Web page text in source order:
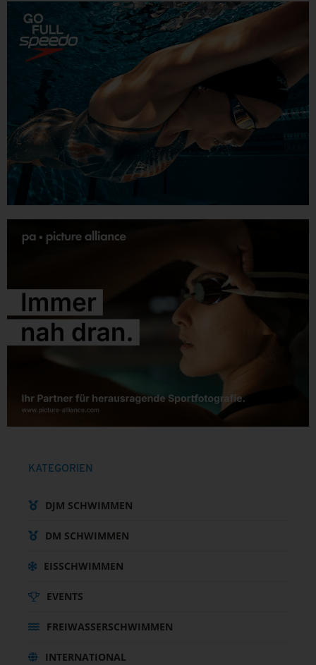
KATEGORIEN
DJM SCHWIMMEN
DM SCHWIMMEN
EISSCHWIMMEN
EVENTS
FREIWASSERSCHWIMMEN
INTERNATIONAL